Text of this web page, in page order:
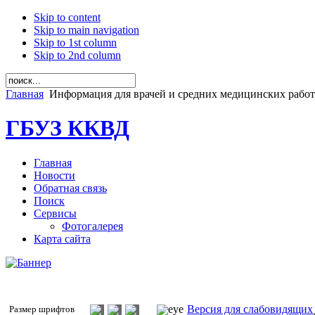
Skip to content
Skip to main navigation
Skip to 1st column
Skip to 2nd column
Главная Информация для врачей и средних медицинских
ГБУЗ ККВД
Главная
Новости
Обратная связь
Поиск
Сервисы
Фотогалерея
Карта сайта
Размер шрифтов Версия для слабовидящих